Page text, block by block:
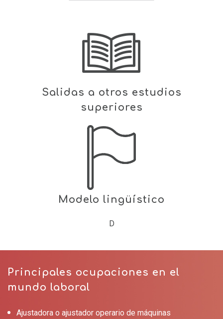
Salidas a otros estudios
superiores
Modelo lingüístico
D
Principales ocupaciones en el
mundo laboral
Ajustadora o ajustador operario de máquinas